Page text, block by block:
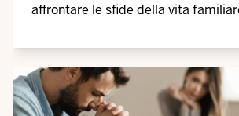
affrontare le sfide della vita